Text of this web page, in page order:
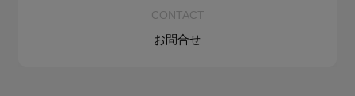
CONTACT
お問合せ